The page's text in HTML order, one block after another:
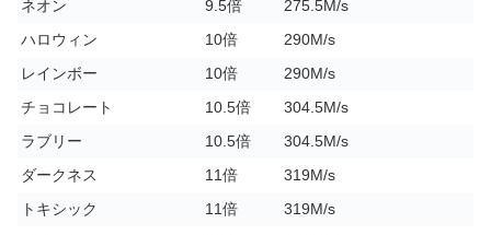
ネオン
9.5倍
275.5M/s
ハロウィン
10倍
290M/s
レインボー
10倍
290M/s
チョコレート
10.5倍
304.5M/s
ラブリー
10.5倍
304.5M/s
ダークネス
11倍
319M/s
トキシック
11倍
319M/s